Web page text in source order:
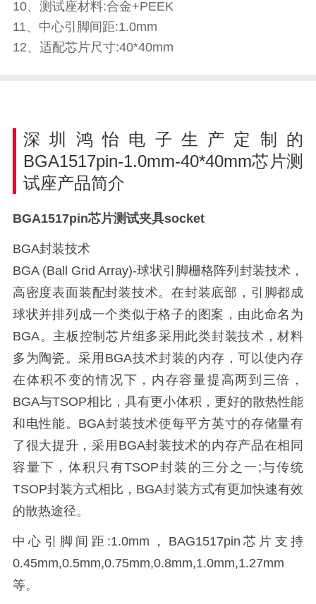
10、测试座材料:合金+PEEK
11、中心引脚间距:1.0mm
12、适配芯片尺寸:40*40mm
深圳鸿怡电子生产定制的
BGA1517pin-1.0mm-40*40mm芯片测
试座产品简介
BGA1517pin芯片测试夹具socket
BGA封装技术
BGA (Ball Grid Array)-球状引脚栅格阵列封装技术，
高密度表面装配封装技术。在封装底部，引脚都成
球状并排列成一个类似于格子的图案，由此命名为
BGA。主板控制芯片组多采用此类封装技术，材料
多为陶瓷。采用BGA技术封装的内存，可以使内存
在体积不变的情况下，内存容量提高两到三倍，
BGA与TSOP相比，具有更小体积，更好的散热性能
和电性能。BGA封装技术使每平方英寸的存储量有
了很大提升，采用BGA封装技术的内存产品在相同
容量下，体积只有TSOP封装的三分之一;与传统
TSOP封装方式相比，BGA封装方式有更加快速有效
的散热途径。
中心引脚间距:1.0mm，BAG1517pin芯片支持
0.45mm,0.5mm,0.75mm,0.8mm,1.0mm,1.27mm
等。